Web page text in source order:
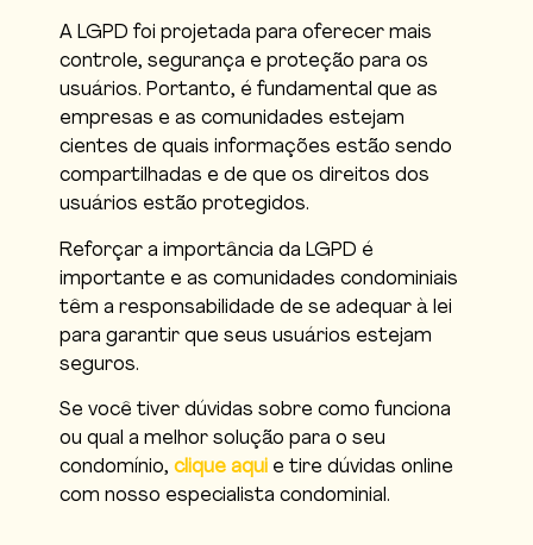
A LGPD foi projetada para oferecer mais
controle, segurança e proteção para os
usuários. Portanto, é fundamental que as
empresas e as comunidades estejam
cientes de quais informações estão sendo
compartilhadas e de que os direitos dos
usuários estão protegidos.
Reforçar a importância da LGPD é
importante e as comunidades condominiais
têm a responsabilidade de se adequar à lei
para garantir que seus usuários estejam
seguros.
Se você tiver dúvidas sobre como funciona
ou qual a melhor solução para o seu
condomínio, clique aqui e tire dúvidas online
com nosso especialista condominial.